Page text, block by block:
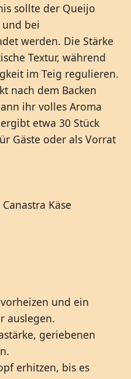
sollte der Queijo
bei
werden. Die Stärke
Textur, während
im Teig regulieren.
nach dem Backen
ihr volles Aroma
etwa 30 Stück
Gäste oder als Vorrat
Käse
und ein
auslegen.
geriebenen
erhitzen, bis es